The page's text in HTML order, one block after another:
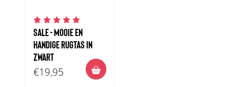
SALE - MOOIE EN
HANDIGE RUGTAS IN
ZWART
€19,95